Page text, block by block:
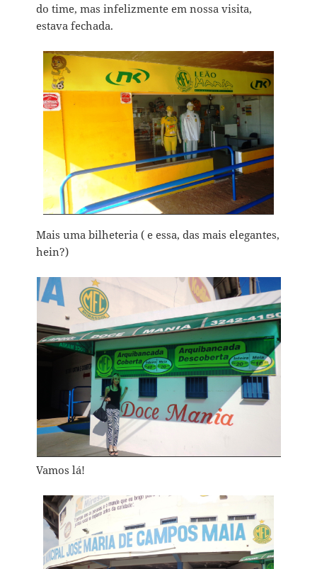
do time, mas infelizmente em nossa visita,
estava fechada.
Mais uma bilheteria ( e essa, das mais elegantes,
hein?)
Vamos lá!